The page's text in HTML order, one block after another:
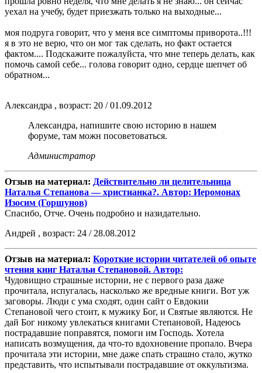
уехал на учебу, будет приезжать только на выходные...
моя подруга говорит, что у меня все симптомы приворота..!!!
я в это не верю, что он мог так сделать, но факт остается
фактом.... Подскажите пожалуйста, что мне теперь делать, как
помочь самой себе... голова говорит одно, сердце шепчет об
обратном...
Александра , возраст: 20 / 01.09.2012
Александра, напишите свою историю в нашем
форуме, там можн посоветоваться.
Администратор
Отзыв на материал: Действительно ли целительница
Наталья Степанова — христианка?. Автор: Иеромонах
Изосим (Горшунов)
Спасибо, Отче. Очень подробно и назидательно.
Андрей , возраст: 24 / 28.08.2012
Отзыв на материал: Короткие истории читателей об опыте
чтения книг Натальи Степановой. Автор:
Чудовищно страшные истории, не с первого раза даже
прочитала, испугалась, насколько же вредные книги. Вот уж
заговоры. Люди с ума сходят, один сайт о Евдокии
Степановой чего стоит, к мужику Бог, и Святые являются. Не
дай Бог никому увлекаться книгами Степановой, Надеюсь
пострадавшие поправятся, помоги им Господь. Хотела
написать возмущения, да что-то вдохновение пропало. Вчера
прочитала эти истории, мне даже спать страшно стало, жутко
представить, что испытывали пострадавшие от оккультизма.